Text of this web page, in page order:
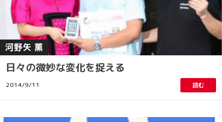
河野矢 薫
日々の微妙な変化を捉える
2014/9/11 読む